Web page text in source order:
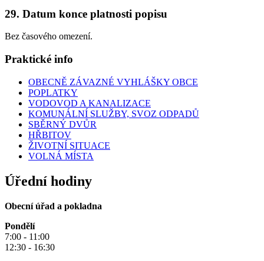
29. Datum konce platnosti popisu
Bez časového omezení.
Praktické info
OBECNĚ ZÁVAZNÉ VYHLÁŠKY OBCE
POPLATKY
VODOVOD A KANALIZACE
KOMUNÁLNÍ SLUŽBY, SVOZ ODPADŮ
SBĚRNÝ DVŮR
HŘBITOV
ŽIVOTNÍ SITUACE
VOLNÁ MÍSTA
Úřední hodiny
Obecní úřad a pokladna
Pondělí
7:00 - 11:00
12:30 - 16:30